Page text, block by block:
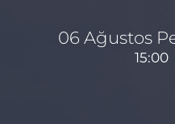
06 Ağustos
15:00